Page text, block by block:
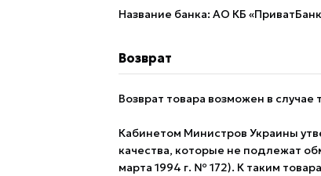
Название банка: АО КБ
Возврат
Возврат товара возможен в случае
Кабинетом Министров Украины
качества, которые не подлежат
марта 1994 г. № 172). К таким